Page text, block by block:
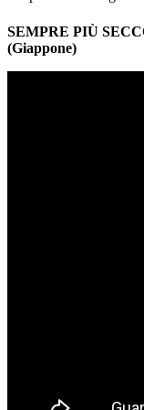
SEMPRE PIÙ
(Giappone)